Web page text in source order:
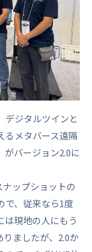
デジタルツインと
るメタバース遠隔
バージョン2.0に
ップショットの
で、従来なら1度
は現地の人にもう
ましたが、2.0か